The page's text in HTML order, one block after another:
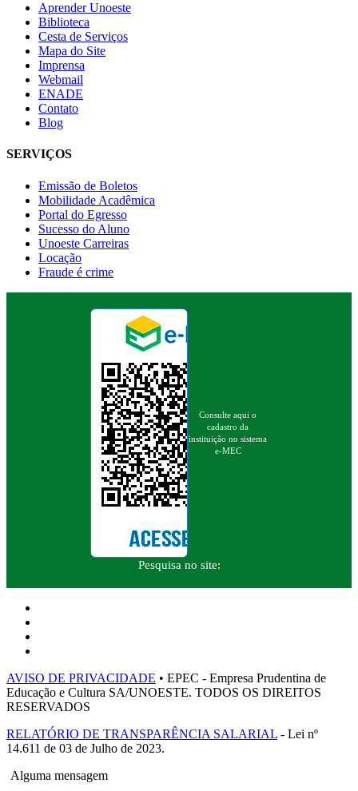
Aprender Unoeste
Biblioteca
Cesta de Serviços
Mapa do Site
Imprensa
Webmail
ENADE
Contato
Blog
SERVIÇOS
Emissão de Boletos
Mobilidade Acadêmica
Portal do Egresso
Sucesso do Aluno
Unoeste Carreiras
Locação
Fraude é crime
Consulte aqui o
cadastro da
instituição no sistema
e-MEC
Pesquisa no site:
AVISO DE PRIVACIDADE • EPEC - Empresa Prudentina de
Educação e Cultura SA/UNOESTE. TODOS OS DIREITOS
RESERVADOS
RELATÓRIO DE TRANSPARÊNCIA SALARIAL - Lei nº
14.611 de 03 de Julho de 2023.
Alguma mensagem